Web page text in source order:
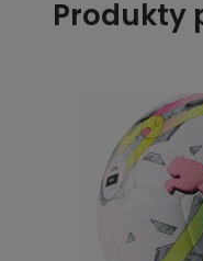
Produkty